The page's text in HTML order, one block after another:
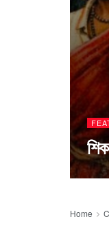
Home